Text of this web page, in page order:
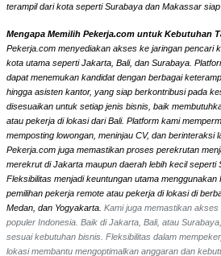
terampil dari kota seperti Surabaya dan Makassar siap
Mengapa Memilih Pekerja.com untuk Kebutuhan
Pekerja.com menyediakan akses ke jaringan pencari
kota utama seperti Jakarta, Bali, dan Surabaya.
dapat menemukan kandidat dengan berbagai
hingga asisten kantor, yang siap berkontribusi pada
disesuaikan untuk setiap jenis bisnis, baik
atau pekerja di lokasi dari Bali. Platform kami
memposting lowongan, meninjau CV, dan berinteraksi
Pekerja.com juga memastikan proses perekrutan
merekrut di Jakarta maupun daerah lebih kecil seperti
Fleksibilitas menjadi keuntungan utama
pemilihan pekerja remote atau pekerja di lokasi di
Medan, dan Yogyakarta. Kami juga memastikan
populer Indonesia. Baik di Jakarta, Bali, atau
sesuai kebutuhan bisnis. Fleksibilitas dalam
lokasi membantu mengoptimalkan anggaran dan